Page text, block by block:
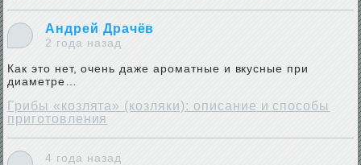
Андрей Драчёв
2 года назад
Как это нет, очень даже ароматные и вкусные при
диаметре…
Грибы «козлята» (козляки): описание и способы
приготовления
4 года назад